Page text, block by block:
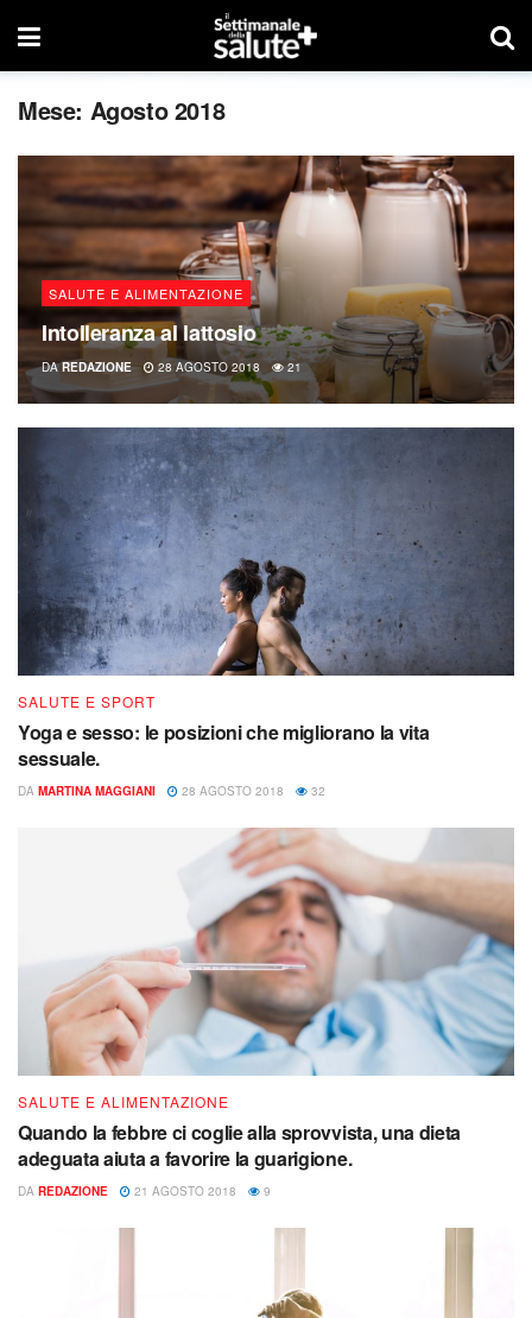
Mese: Agosto 2018
SALUTE E ALIMENTAZIONE
Intolleranza al lattosio
DA REDAZIONE 28 AGOSTO 2018 21
SALUTE E SPORT
Yoga e sesso: le posizioni che migliorano la vita
sessuale.
DA MARTINA MAGGIANI 28 AGOSTO 2018 32
SALUTE E ALIMENTAZIONE
Quando la febbre ci coglie alla sprovvista, una dieta
adeguata aiuta a favorire la guarigione.
DA REDAZIONE 21 AGOSTO 2018 9